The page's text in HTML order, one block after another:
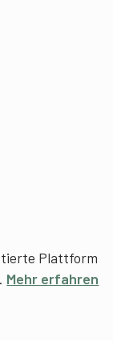
Plattform
Mehr erfahren